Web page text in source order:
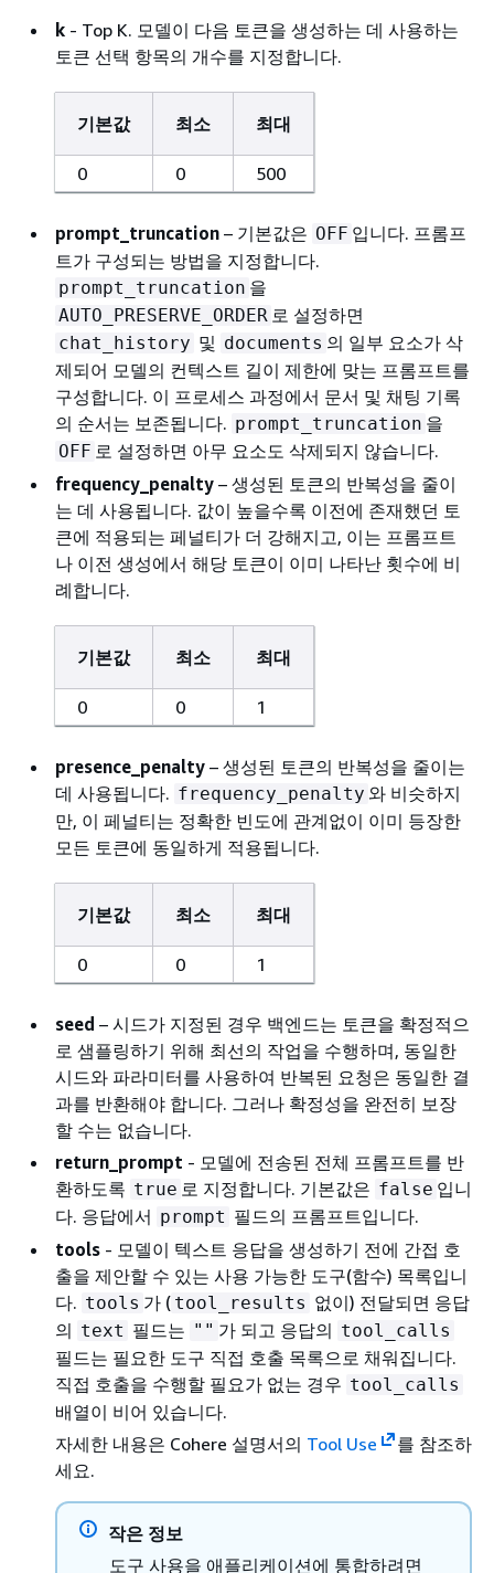
k - Top K. 모델이 다음 토큰을 생성하는 데 사용하는
토큰 선택 항목의 개수를 지정합니다.
기본값 최소 최대
0 0 500
prompt_truncation – 기본값은 OFF 입니다. 프롬프
트가 구성되는 방법을 지정합니다.
prompt_truncation 을
AUTO_PRESERVE_ORDER 로 설정하면
chat_history 및 documents 의 일부 요소가 삭
제되어 모델의 컨텍스트 길이 제한에 맞는 프롬프트를
구성합니다. 이 프로세스 과정에서 문서 및 채팅 기록
의 순서는 보존됩니다. prompt_truncation 을
OFF 로 설정하면 아무 요소도 삭제되지 않습니다.
frequency_penalty – 생성된 토큰의 반복성을 줄이
는 데 사용됩니다. 값이 높을수록 이전에 존재했던 토
큰에 적용되는 페널티가 더 강해지고, 이는 프롬프트
나 이전 생성에서 해당 토큰이 이미 나타난 횟수에 비
례합니다.
기본값 최소 최대
0 0 1
presence_penalty – 생성된 토큰의 반복성을 줄이는
데 사용됩니다. frequency_penalty 와 비슷하지
만, 이 페널티는 정확한 빈도에 관계없이 이미 등장한
모든 토큰에 동일하게 적용됩니다.
기본값 최소 최대
0 0 1
seed – 시드가 지정된 경우 백엔드는 토큰을 확정적으
로 샘플링하기 위해 최선의 작업을 수행하며, 동일한
시드와 파라미터를 사용하여 반복된 요청은 동일한 결
과를 반환해야 합니다. 그러나 확정성을 완전히 보장
할 수는 없습니다.
return_prompt - 모델에 전송된 전체 프롬프트를 반
환하도록 true 로 지정합니다. 기본값은 false 입니
다. 응답에서 prompt 필드의 프롬프트입니다.
tools - 모델이 텍스트 응답을 생성하기 전에 간접 호
출을 제안할 수 있는 사용 가능한 도구(함수) 목록입니
다. tools 가 ( tool_results 없이) 전달되면 응답
의 text 필드는 "" 가 되고 응답의 tool_calls
필드는 필요한 도구 직접 호출 목록으로 채워집니다.
직접 호출을 수행할 필요가 없는 경우 tool_calls
배열이 비어 있습니다.
자세한 내용은 Cohere 설명서의 Tool Use
를 참조하
세요.
작은 정보
도구 사용을 애플리케이션에 통합하려면